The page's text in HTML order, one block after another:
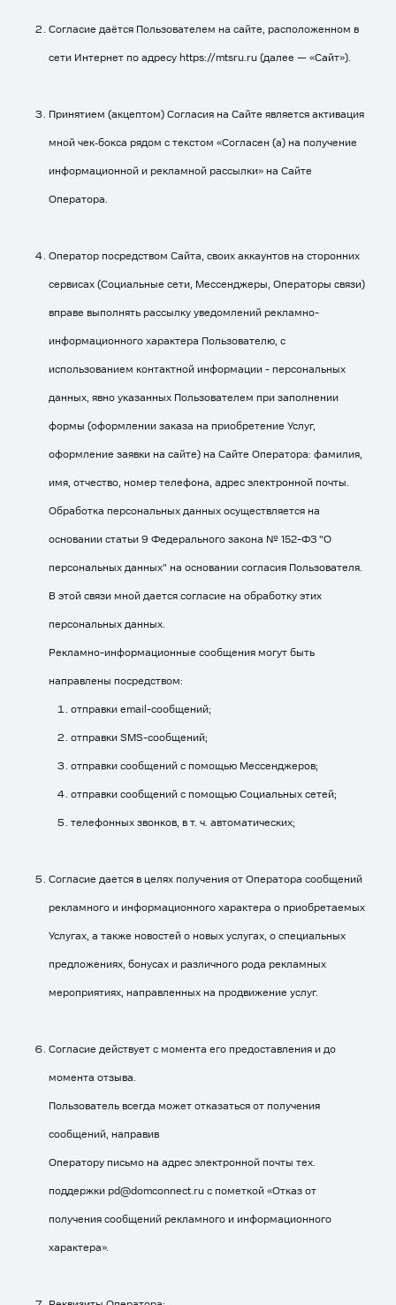
Согласие даётся Пользователем на сайте, расположенном в
сети Интернет по адресу https://mtsru.ru (далее — «Сайт»).
Принятием (акцептом) Согласия на Сайте является активация
мной чек‑бокса рядом с текстом «Согласен (а) на получение
информационной и рекламной рассылки» на Сайте
Оператора.
Оператор посредством Сайта, своих аккаунтов на сторонних
сервисах (Социальные сети, Мессенджеры, Операторы связи)
вправе выполнять рассылку уведомлений рекламно-
информационного характера Пользователю, с
использованием контактной информации - персональных
данных, явно указанных Пользователем при заполнении
формы (оформлении заказа на приобретение Услуг,
оформление заявки на сайте) на Сайте Оператора: фамилия,
имя, отчество, номер телефона, адрес электронной почты.
Обработка персональных данных осуществляется на
основании статьи 9 Федерального закона № 152-ФЗ "О
персональных данных" на основании согласия Пользователя.
В этой связи мной дается согласие на обработку этих
персональных данных.
Рекламно-информационные сообщения могут быть
направлены посредством:
отправки email-сообщений;
отправки SMS-сообщений;
отправки сообщений с помощью Мессенджеров;
отправки сообщений с помощью Социальных сетей;
телефонных звонков, в т. ч. автоматических;
Согласие дается в целях получения от Оператора сообщений
рекламного и информационного характера о приобретаемых
Услугах, а также новостей о новых услугах, о специальных
предложениях, бонусах и различного рода рекламных
мероприятиях, направленных на продвижение услуг.
Согласие действует с момента его предоставления и до
момента отзыва.
Пользователь всегда может отказаться от получения
сообщений, направив
Оператору письмо на адрес электронной почты тех.
поддержки pd@domconnect.ru с пометкой «Отказ от
получения сообщений рекламного и информационного
характера».